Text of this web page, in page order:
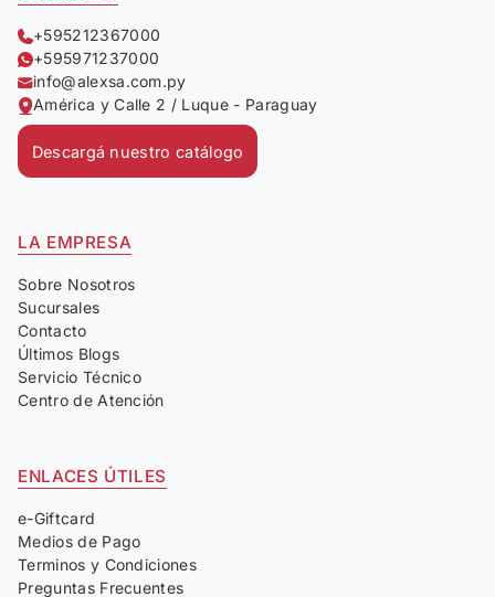
+595212367000
+595971237000
info@alexsa.com.py
América y Calle 2 / Luque - Paraguay
Descargá nuestro catálogo
LA EMPRESA
Sobre Nosotros
Sucursales
Contacto
Últimos Blogs
Servicio Técnico
Centro de Atención
ENLACES ÚTILES
e-Giftcard
Medios de Pago
Terminos y Condiciones
Preguntas Frecuentes